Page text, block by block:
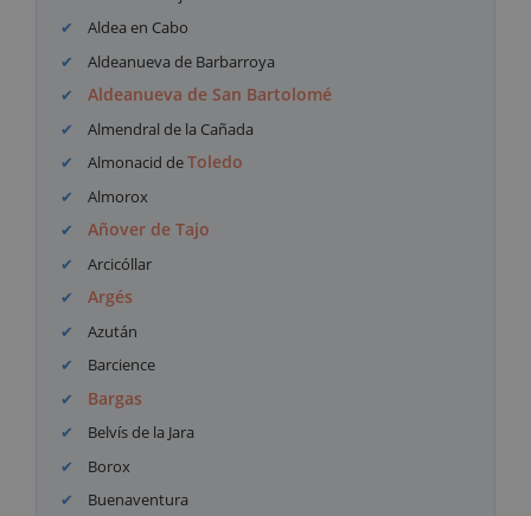
Aldea en Cabo
Aldeanueva de Barbarroya
Aldeanueva de San Bartolomé
Almendral de la Cañada
Almonacid deToledo
Almorox
Añover de Tajo
Arcicóllar
Argés
Azután
Barcience
Bargas
Belvís de la Jara
Borox
Buenaventura